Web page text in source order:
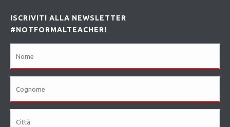
ISCRIVITI ALLA NEWSLETTER
#NOTFORMALTEACHER!